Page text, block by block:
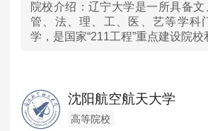
院校库 考试报名 招生政策 学
院校库 考试报名
河北
山西
吉林
高等院校
学习方式
全部 全日制 非全日
院校介绍： 辽宁大学是一所具备文
管、法、理、工、医、艺等学科
学，是国家“211工程”重点建设院校
沈阳航空航天大学
高等院校